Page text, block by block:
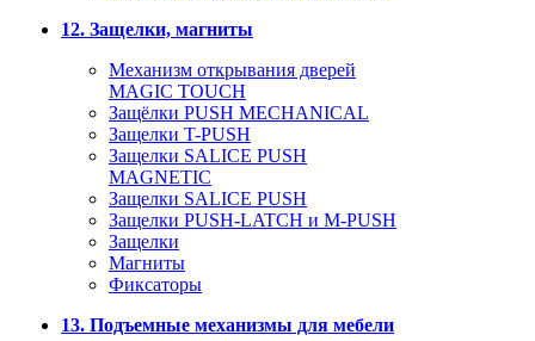
12. Защелки, магниты
Механизм открывания дверей
MAGIC TOUCH
Защёлки PUSH MECHANICAL
Защелки T-PUSH
Защелки SALICE PUSH
MAGNETIC
Защелки SALICE PUSH
Защелки PUSH-LATCH и M-PUSH
Защелки
Магниты
Фиксаторы
13. Подъемные механизмы для мебели